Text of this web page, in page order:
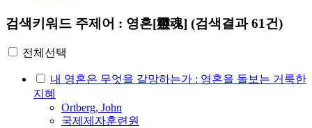
검색키워드 주제어 : 영혼[靈魂] (검색결과 61건)
전체선택
내 영혼은 무엇을 갈망하는가 : 영혼을 돌보는 거룩한
지혜
Ortberg, John
국제제자훈련원